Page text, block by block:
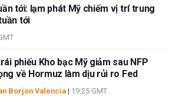
rõ ràng trong nội dung bài viết, tại thời điểm viết
giữ vị thế nào đối với bất kỳ cổ phiếu nào được đề
không có quan hệ kinh doanh với bất kỳ công ty
giả không nhận được tiền công cho việc viết bài
cung cấp các đề xuất được cá nhân hóa. Tác
tính chính xác, đầy đủ hoặc phù hợp của thông
giả sẽ không chịu trách nhiệm về bất kỳ sai sót,
tới: lạm phát Mỹ chiếm vị trí trung
tới
phiếu Kho bạc Mỹ giảm sau NFP
về Hormuz làm dịu rủi ro Fed
Borjon Valencia| 19:25 GMT